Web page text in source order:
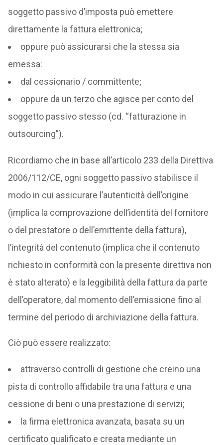
soggetto passivo d’imposta può emettere
direttamente la fattura elettronica;
oppure può assicurarsi che la stessa sia
emessa:
dal cessionario / committente;
oppure da un terzo che agisce per conto del
soggetto passivo stesso (cd. “fatturazione in
outsourcing”).
Ricordiamo che in base all’articolo 233 della Direttiva
2006/112/CE, ogni soggetto passivo stabilisce il
modo in cui assicurare l’autenticità dell’origine
(implica la comprovazione dell’identità del fornitore
o del prestatore o dell’emittente della fattura),
l’integrità del contenuto (implica che il contenuto
richiesto in conformità con la presente direttiva non
è stato alterato) e la leggibilità della fattura da parte
dell’operatore, dal momento dell’emissione fino al
termine del periodo di archiviazione della fattura.
Ciò può essere realizzato:
attraverso controlli di gestione che creino una
pista di controllo affidabile tra una fattura e una
cessione di beni o una prestazione di servizi;
la firma elettronica avanzata, basata su un
certificato qualificato e creata mediante un